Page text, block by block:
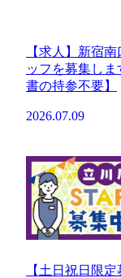
【求人】新宿
ッフを募集し
書の持参不要】
2026.07.09
【土日祝日限定